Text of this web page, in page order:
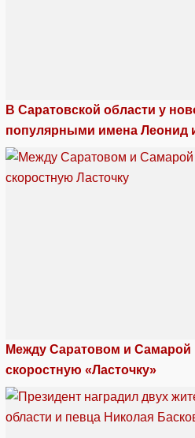
В Саратовской области у
популярными имена Леонид
Между Саратовом и Самарой
скоростную «Ласточку»